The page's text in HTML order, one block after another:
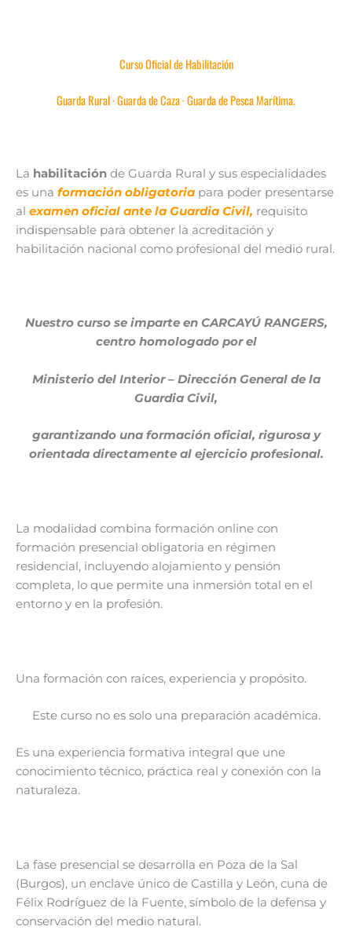
Curso Oficial de Habilitación
Guarda Rural · Guarda de Caza · Guarda de Pesca Marítima.
La habilitación de Guarda Rural y sus especialidades
es una formación obligatoria para poder presentarse
al examen oficial ante la Guardia Civil, requisito
indispensable para obtener la acreditación y
habilitación nacional como profesional del medio rural.
Nuestro curso se imparte en CARCAYÚ RANGERS,
centro homologado por el
Ministerio del Interior – Dirección General de la
Guardia Civil,
garantizando una formación oficial, rigurosa y
orientada directamente al ejercicio profesional.
La modalidad combina formación online con
formación presencial obligatoria en régimen
residencial, incluyendo alojamiento y pensión
completa, lo que permite una inmersión total en el
entorno y en la profesión.
Una formación con raíces, experiencia y propósito.
Este curso no es solo una preparación académica.
Es una experiencia formativa integral que une
conocimiento técnico, práctica real y conexión con la
naturaleza.
La fase presencial se desarrolla en Poza de la Sal
(Burgos), un enclave único de Castilla y León, cuna de
Félix Rodríguez de la Fuente, símbolo de la defensa y
conservación del medio natural.